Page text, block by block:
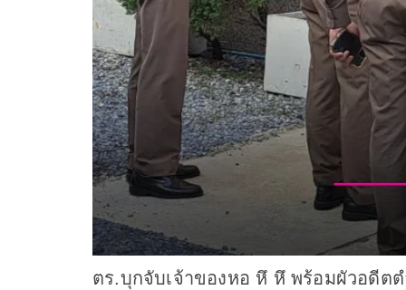
ตร.บุกจับเจ้าของหอ หึ หึ พร้อมผัวอดีต